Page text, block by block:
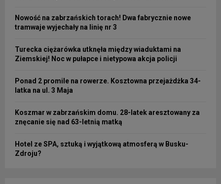
Nowość na zabrzańskich torach! Dwa fabrycznie nowe
tramwaje wyjechały na linię nr 3
Turecka ciężarówka utknęła między wiaduktami na
Ziemskiej! Noc w pułapce i nietypowa akcja policji
Ponad 2 promile na rowerze. Kosztowna przejażdżka 34-
latka na ul. 3 Maja
Koszmar w zabrzańskim domu. 28-latek aresztowany za
znęcanie się nad 63-letnią matką
Hotel ze SPA, sztuką i wyjątkową atmosferą w Busku-
Zdroju?